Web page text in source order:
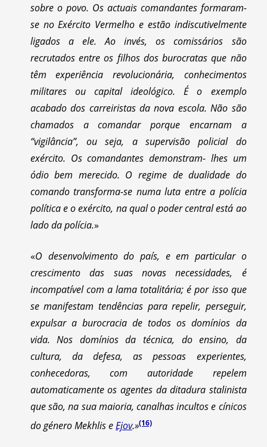
sobre o povo. Os actuais comandantes formaram-
se no Exército Vermelho e estão indiscutivelmente
ligados a ele. Ao invés, os comissários são
recrutados entre os filhos dos burocratas que não
têm experiência revolucionária, conhecimentos
militares ou capital ideológico. É o exemplo
acabado dos carreiristas da nova escola. Não são
chamados a comandar porque encarnam a
“vigilância”, ou seja, a supervisão policial do
exército. Os comandantes demonstram- lhes um
ódio bem merecido. O regime de dualidade do
comando transforma-se numa luta entre a polícia
política e o exército, na qual o poder central está ao
lado da polícia.»
«O desenvolvimento do país, e em particular o
crescimento das suas novas necessidades, é
incompatível com a lama totalitária; é por isso que
se manifestam tendências para repelir, perseguir,
expulsar a burocracia de todos os domínios da
vida. Nos domínios da técnica, do ensino, da
cultura, da defesa, as pessoas experientes,
conhecedoras, com autoridade repelem
automaticamente os agentes da ditadura stalinista
que são, na sua maioria, canalhas incultos e cínicos
do género Mekhlis eEjov.»(16)